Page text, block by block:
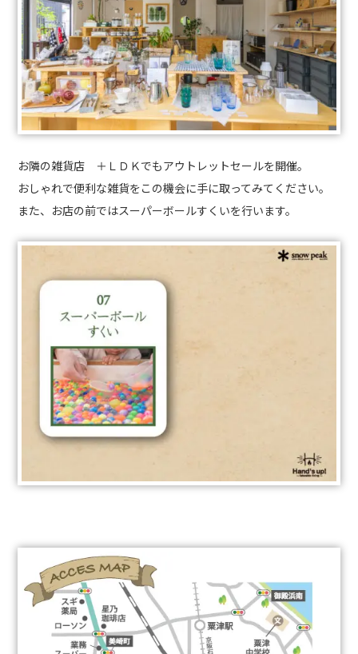
お隣の雑貨店 ＋ＬＤＫでもアウトレットセールを開催。
おしゃれで便利な雑貨をこの機会に手に取ってみてください。
また、お店の前ではスーパーボールすくいを行います。